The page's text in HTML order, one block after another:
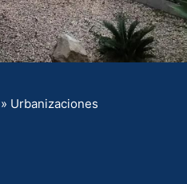
» Urbanizaciones